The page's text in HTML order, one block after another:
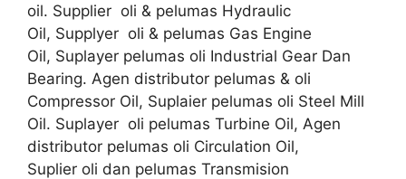
oil. Supplier oli & pelumas Hydraulic
Oil, Supplyer oli & pelumas Gas Engine
Oil, Suplayer pelumas oli Industrial Gear Dan
Bearing. Agen distributor pelumas & oli
Compressor Oil, Suplaier pelumas oli Steel Mill
Oil. Suplayer oli pelumas Turbine Oil, Agen
distributor pelumas oli Circulation Oil,
Suplier oli dan pelumas Transmision